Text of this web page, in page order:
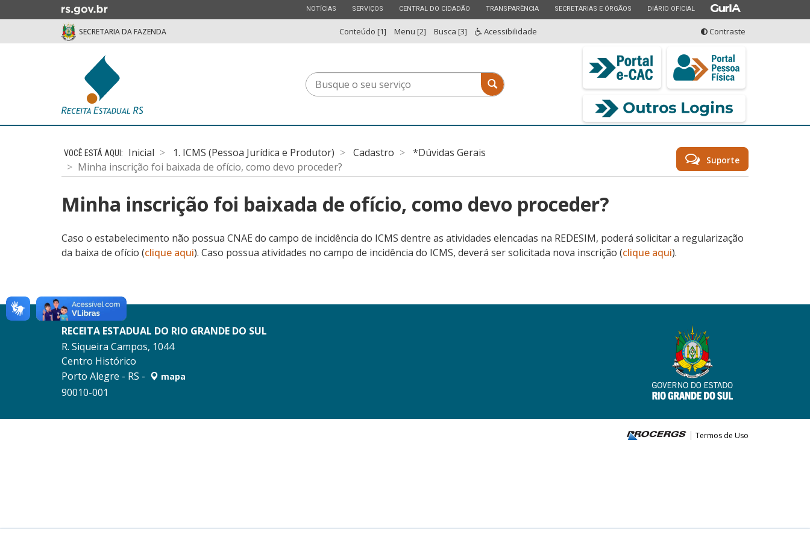
para
Ir
ESTADO
NOTÍCIAS ESTADO
SERVIÇOS ESTADO
CENTRAL DO CIDADÃO ESTADO
TRANSPARÊNCIA ESTADO
SECRETARIAS E ÓRGÃOS ESTADO
DIÁRIO OFICIAL ESTADO
SECRETARIA DA FAZENDA Conteúdo [1] Menu [2] Busca [3] Acessibilidade Contraste
Busque
o
serviço
Busque o seu serviço
Inicial 1. ICMS (Pessoa Jurídica e Produtor) Cadastro
*Dúvidas Gerais
Minha inscrição foi baixada de ofício, como devo proceder?
Suporte
Minha inscrição foi baixada de ofício, como devo proceder?
Caso o estabelecimento não possua CNAE do campo de incidência do ICMS dentre as atividades elencadas na REDESIM, poderá solicitar a regularização
da baixa de ofício (clique aqui). Caso possua atividades no campo de incidência do ICMS, deverá ser solicitada nova inscrição (clique aqui).
RECEITA ESTADUAL DO RIO GRANDE DO SUL
R. Siqueira Campos, 1044
Centro Histórico
Porto Alegre - RS -
mapa
90010-001
Termos de Uso